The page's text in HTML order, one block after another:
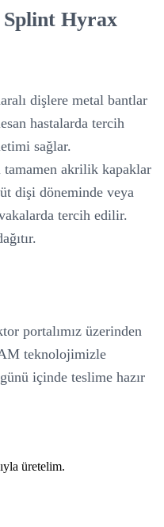
Splint Hyrax
dişlere metal bantlar
hastalarda tercih
sağlar.
akrilik kapaklar
dişi döneminde veya
tercih edilir.
portalımız üzerinden
teknolojimizle
içinde teslime hazır
üretelim.